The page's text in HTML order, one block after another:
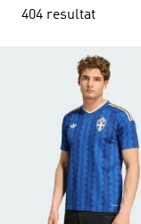
404 resultat